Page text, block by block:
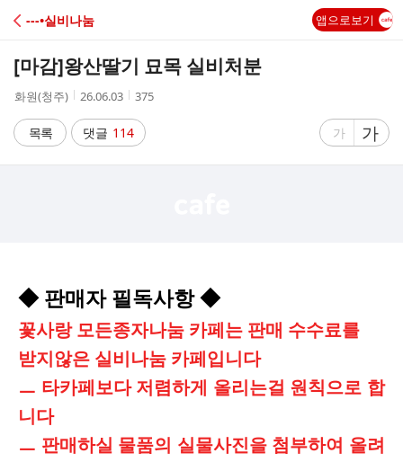
C
A
---•실비나눔 앱으로보기
[마감]왕산딸기 묘목 실비처분
작
자
화원(청주)
작
시
간
26.06.03
조
수
375
목록 댓글 114
글
가
글
자
가
◆ 판매자 필독사항 ◆
꽃사랑 모든종자나눔 카페는 판매 수수료를
받지않은 실비나눔 카페입니다
ㅡ 타카페보다 저렴하게 올리는걸 원칙으로 합
니다
ㅡ 판매하실 물품의 실물사진을 첨부하여 올려